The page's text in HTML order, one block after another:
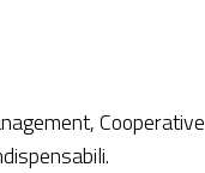
Cooperative